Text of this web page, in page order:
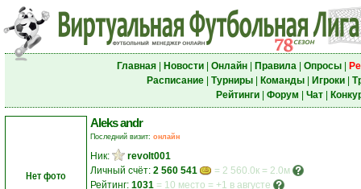
Главная| Новости| Онлайн| Правила| Опросы|
Расписание| Турниры| Команды| Игроки|
Рейтинги| Форум Чат|
Нет фото
Aleks andr
Последний визит: онлайн
Ник:
revolt001
Личный счёт: 2 560 541
= 2 560.0к = 2.0м
Рейтинг: 1031 = 10 место = +1 в августе